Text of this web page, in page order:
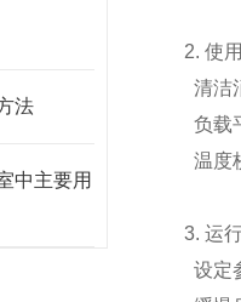
法
中主要用
2. 使
清洁
负载
温度
3. 运
设定